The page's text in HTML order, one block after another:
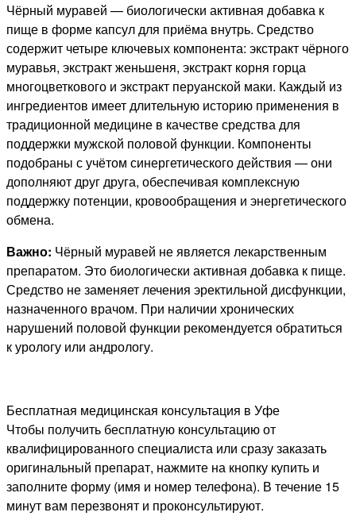
Чёрный муравей — биологически активная добавка к
пище в форме капсул для приёма внутрь. Средство
содержит четыре ключевых компонента: экстракт чёрного
муравья, экстракт женьшеня, экстракт корня горца
многоцветкового и экстракт перуанской маки. Каждый из
ингредиентов имеет длительную историю применения в
традиционной медицине в качестве средства для
поддержки мужской половой функции. Компоненты
подобраны с учётом синергетического действия — они
дополняют друг друга, обеспечивая комплексную
поддержку потенции, кровообращения и энергетического
обмена.
Важно: Чёрный муравей не является лекарственным
препаратом. Это биологически активная добавка к пище.
Средство не заменяет лечения эректильной дисфункции,
назначенного врачом. При наличии хронических
нарушений половой функции рекомендуется обратиться
к урологу или андрологу.
Бесплатная медицинская консультация в Уфе
Чтобы получить бесплатную консультацию от
квалифицированного специалиста или сразу заказать
оригинальный препарат, нажмите на кнопку купить и
заполните форму (имя и номер телефона). В течение 15
минут вам перезвонят и проконсультируют.